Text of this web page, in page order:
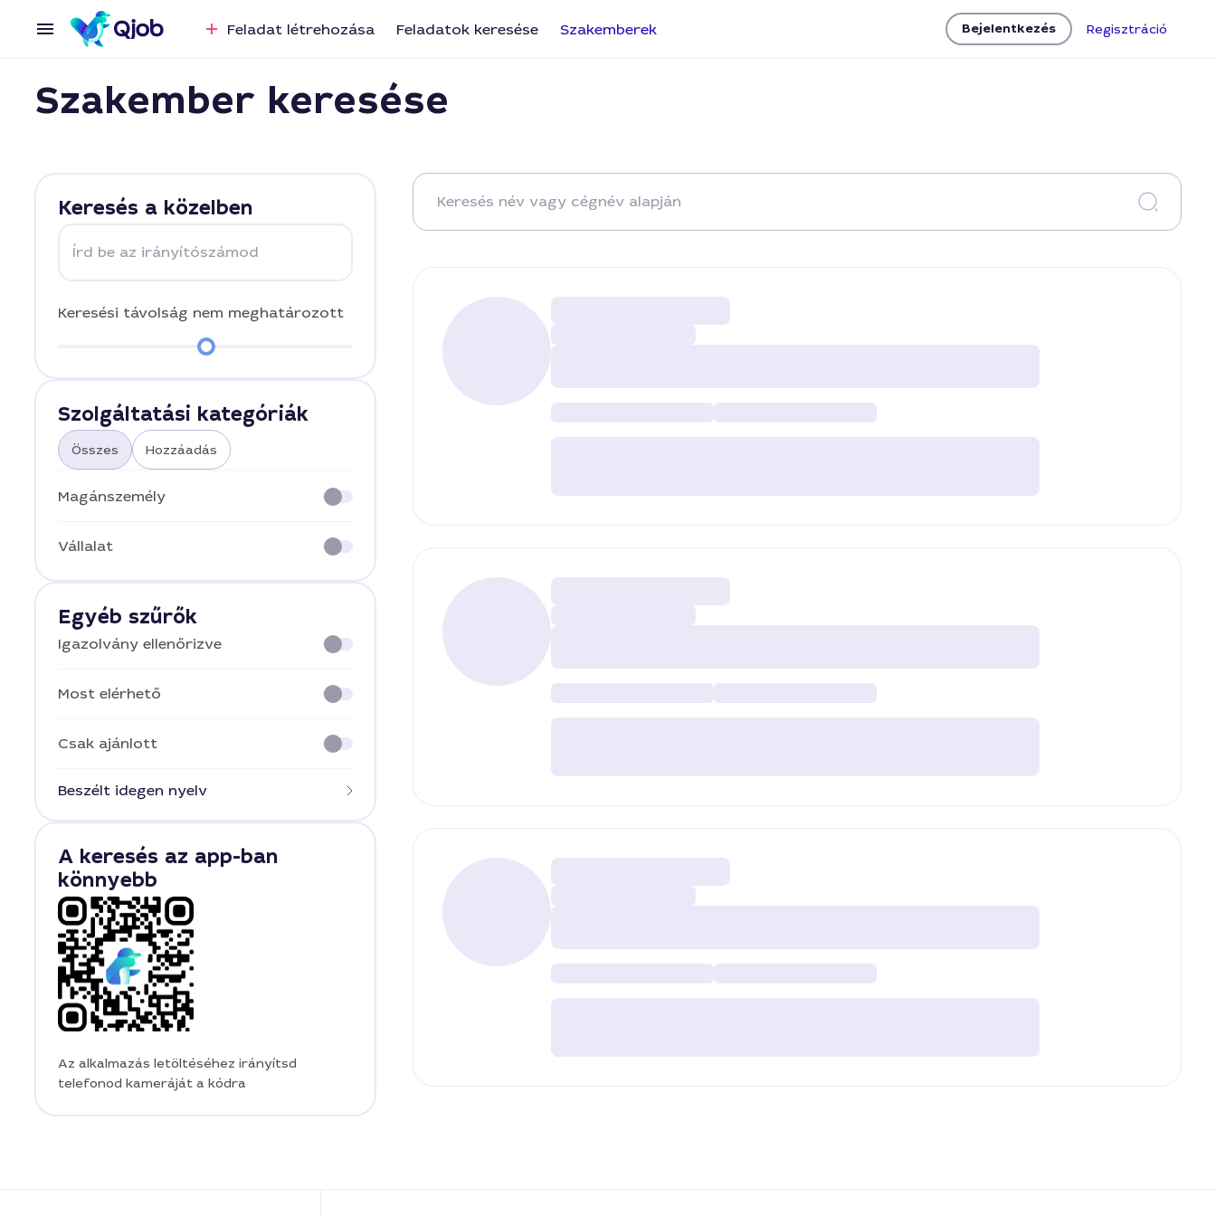
Feladat létrehozása Feladatok keresése Szakemberek Bejelentkezés Regisztráció
Szakember keresése
Keresés a közelben
Írd be az irányítószámod
Keresési távolság nem meghatározott
Szolgáltatási kategóriák
Összes Hozzáadás
Magánszemély
Vállalat
Egyéb szűrők
Igazolvány ellenőrizve
Most elérhető
Csak ajánlott
Beszélt idegen nyelv
A keresés az app-ban
könnyebb
Az alkalmazás letöltéséhez irányítsd
telefonod kameráját a kódra